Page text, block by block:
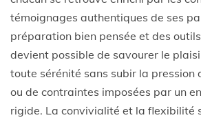
témoignages authentiques de ses
préparation bien pensée et des
devient possible de savourer le
toute sérénité sans subir la pression
ou de contraintes imposées par un
rigide. La convivialité et la flexibilité